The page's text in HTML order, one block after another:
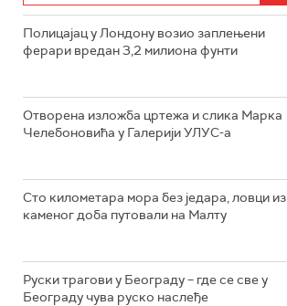
Полицајац у Лондону возио заплењени
ферари вредан 3,2 милиона фунти
Отворена изложба цртежа и слика Марка
Челебоновића у Галерији УЛУС-а
Сто километара мора без једара, ловци из
каменог доба путовали на Малту
Руски трагови у Београду – где се све у
Београду чува руско наслеђе